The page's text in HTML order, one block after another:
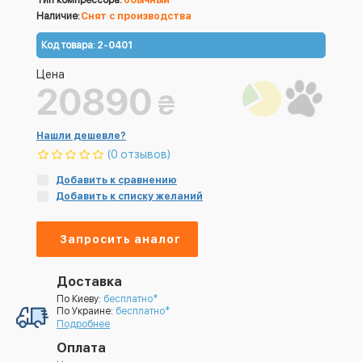
Наличие:Снят с производства
Код товара: 2-0401
Цена
20890 ₴
Нашли дешевле?
(0 отзывов)
Добавить к сравнению
Добавить к списку желаний
Запросить аналог
Доставка
По Киеву: бесплатно*
По Украине: бесплатно*
Подробнее
Оплата